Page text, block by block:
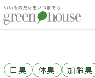
口臭 体臭 加齢臭